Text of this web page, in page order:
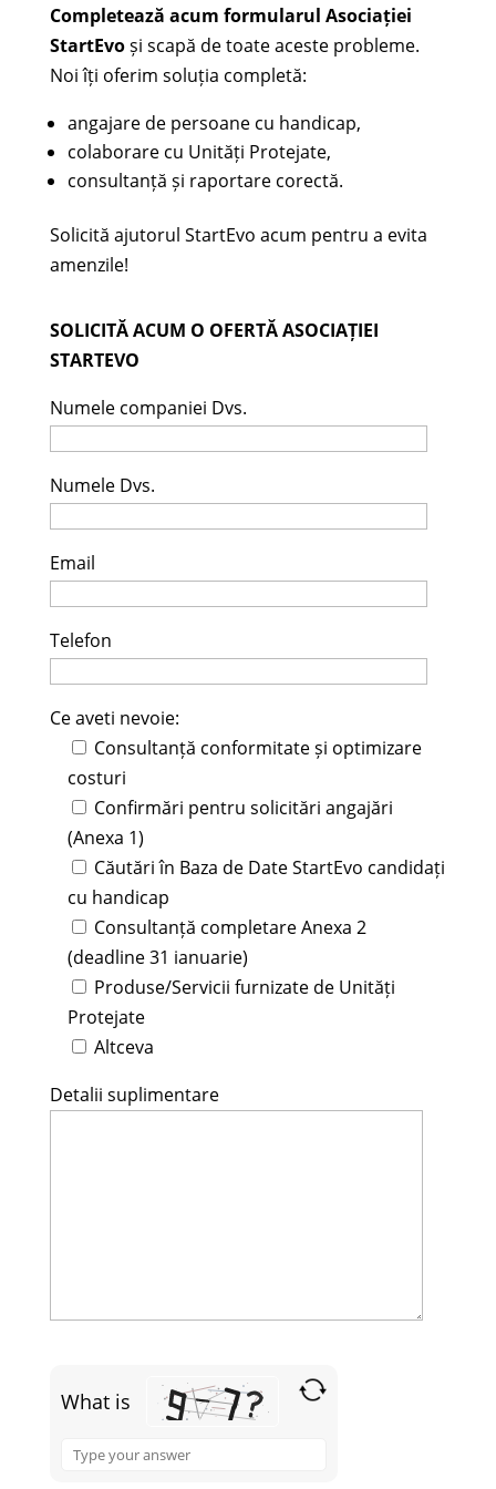
Completează acum formularul Asociației
StartEvoși scapă de toate aceste probleme.
Noi îți oferim soluția completă:
angajare de persoane cu handicap,
colaborare cu Unități Protejate,
consultanță și raportare corectă.
Solicită ajutorul StartEvo acum pentru a evita
amenzile!
SOLICITĂ ACUM O OFERTĂ ASOCIAȚIEI
STARTEVO
Numele companiei Dvs.
Numele Dvs.
Email
Telefon
Ce aveti nevoie:
Consultanță conformitate și optimizare
costuri
Confirmări pentru solicitări angajări
(Anexa 1)
Căutări în Baza de Date StartEvo candidați
cu handicap
Consultanță completare Anexa 2
(deadline 31 ianuarie)
Produse/Servicii furnizate de Unități
Protejate
Altceva
Detalii suplimentare
What is
the